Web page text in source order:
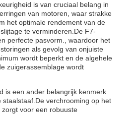
is van cruciaal belang in
van motoren, waar strakke
het optimale rendement van de
te verminderen.De F7-
perfecte pasvorm., waardoor het
als gevolg van onjuiste
wordt beperkt en de algehele
zuigerassemblage wordt
is een ander belangrijk kenmerk
verchrooming op het
voor een robuuste